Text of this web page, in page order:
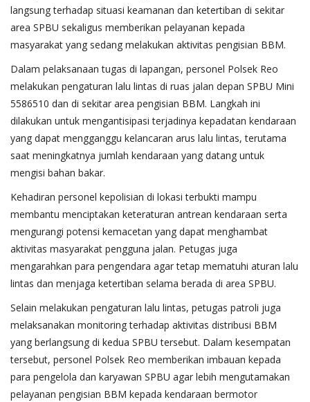
langsung terhadap situasi keamanan dan ketertiban di sekitar
area SPBU sekaligus memberikan pelayanan kepada
masyarakat yang sedang melakukan aktivitas pengisian BBM.
Dalam pelaksanaan tugas di lapangan, personel Polsek Reo
melakukan pengaturan lalu lintas di ruas jalan depan SPBU Mini
5586510 dan di sekitar area pengisian BBM. Langkah ini
dilakukan untuk mengantisipasi terjadinya kepadatan kendaraan
yang dapat mengganggu kelancaran arus lalu lintas, terutama
saat meningkatnya jumlah kendaraan yang datang untuk
mengisi bahan bakar.
Kehadiran personel kepolisian di lokasi terbukti mampu
membantu menciptakan keteraturan antrean kendaraan serta
mengurangi potensi kemacetan yang dapat menghambat
aktivitas masyarakat pengguna jalan. Petugas juga
mengarahkan para pengendara agar tetap mematuhi aturan lalu
lintas dan menjaga ketertiban selama berada di area SPBU.
Selain melakukan pengaturan lalu lintas, petugas patroli juga
melaksanakan monitoring terhadap aktivitas distribusi BBM
yang berlangsung di kedua SPBU tersebut. Dalam kesempatan
tersebut, personel Polsek Reo memberikan imbauan kepada
para pengelola dan karyawan SPBU agar lebih mengutamakan
pelayanan pengisian BBM kepada kendaraan bermotor